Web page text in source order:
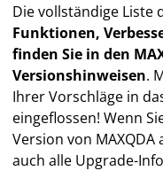
Die vollständige Liste
Funktionen,
finden Sie in den
Versionshinweisen.
Ihrer Vorschläge in
eingeflossen! Wenn
Version von
auch alle Upgrade-